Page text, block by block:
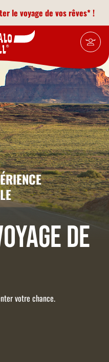
le voyage de vos rêves* !
de
votre chance.